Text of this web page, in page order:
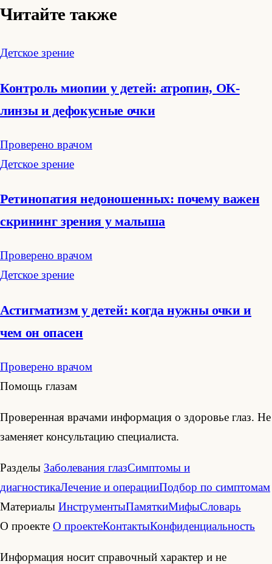
Читайте также
Детское зрение
Контроль миопии у детей: атропин, ОК-
линзы и дефокусные очки
Проверено врачом
Детское зрение
Ретинопатия недоношенных: почему важен
скрининг зрения у малыша
Проверено врачом
Детское зрение
Астигматизм у детей: когда нужны очки и
чем он опасен
Проверено врачом
Помощь глазам
Проверенная врачами информация о здоровье глаз. Не
заменяет консультацию специалиста.
Разделы Заболевания глазСимптомы и
диагностикаЛечение и операцииПодбор по симптомам
Материалы ИнструментыПамяткиМифыСловарь
О проекте О проектеКонтактыКонфиденциальность
Информация носит справочный характер и не